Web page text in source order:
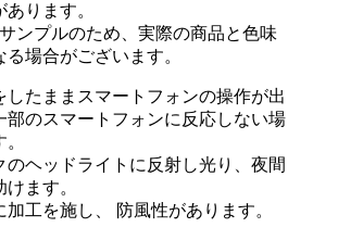
ります。
ンプルのため、実際の商品と色味
場合がございます。